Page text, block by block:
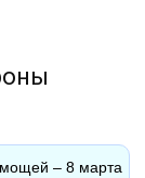
– 8 марта